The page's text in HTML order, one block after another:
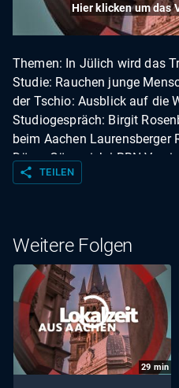
Hier klicken um das
Themen: In Jülich wird das
Studie: Rauchen junge
der Tschio: Ausblick auf die
Studiogespräch: Birgit
beim Aachen Laurensberger
Düren-Gürzenich | RBN
Drohnen | Gartenzeit:
share TEILEN
Weitere Folgen
29 min